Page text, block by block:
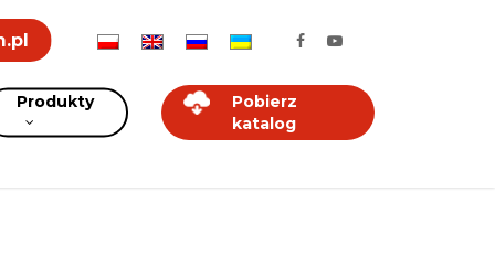
Produkty
Pobierz
katalog